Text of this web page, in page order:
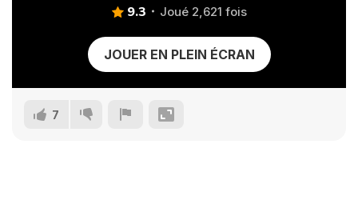
9.3 Joué 2,621 fois
JOUER EN PLEIN ÉCRAN
7